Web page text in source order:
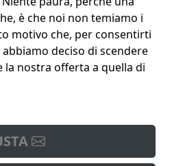
è che noi non temiamo i
motivo che, per consentirti
deciso di scendere
la nostra offerta a quella di